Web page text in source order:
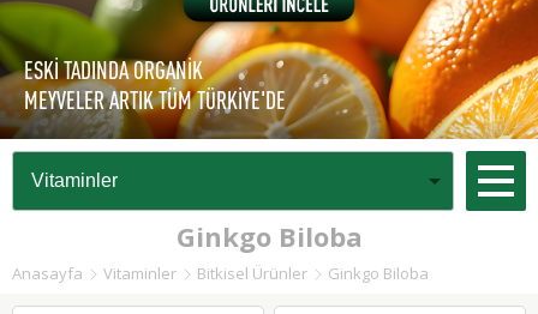
ESKİ TADINDA ORGANİK
MEYVELER ARTIK TÜM TÜRKİYE'DE
Ginkgo Biloba
Anasayfa Vitaminler Bitkisel Ürünler Ginkgo Biloba